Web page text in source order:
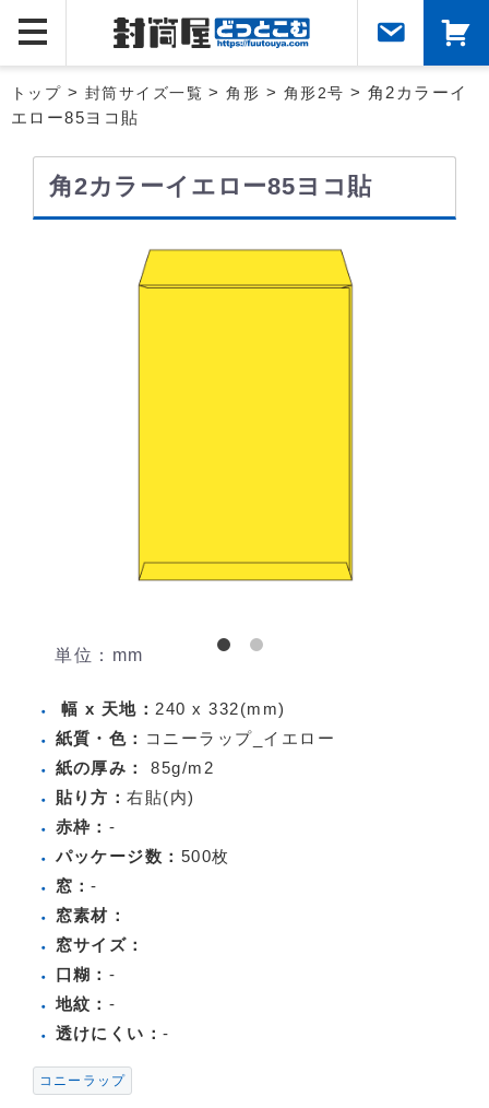
トップ > 封筒サイズ一覧 >角形 > 角形2号 > 角2カラーイ
エロー85ヨコ貼
角2カラーイエロー85ヨコ貼
単位：mm
幅 x 天地： 240 x 332(mm)
紙質・色：
コニーラップ_イエロー
紙の厚み：
85g/m2
貼り方：右貼(内)
赤枠： -
パッケージ数： 500枚
窓：-
窓素材：
窓サイズ：
口糊： -
地紋： -
透けにくい：-
コニーラップ